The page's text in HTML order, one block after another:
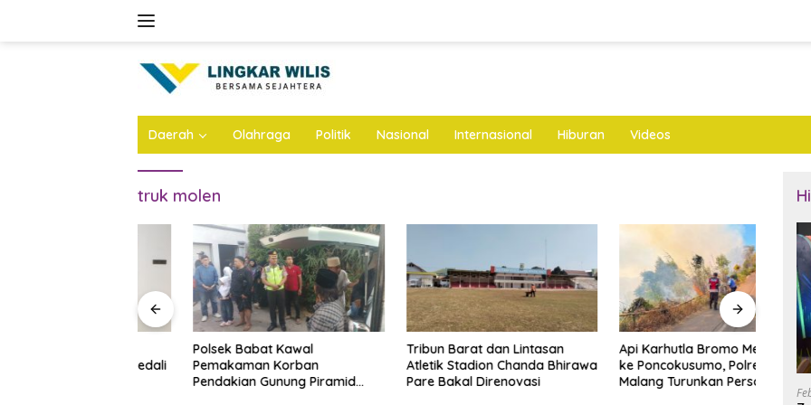
Daerah Olahraga Politik Nasional Internasional Hiburan Videos
truk molen
Polsek Babat Kawal
Pemakaman Korban
Pendakian Gunung Piramid
Tribun Barat dan Lintasan
Atletik Stadion Chanda Bhirawa
Pare Bakal Direnovasi
Api Karhutla Bromo Merembet
ke Poncokusumo, Polres
Malang Turunkan Personel